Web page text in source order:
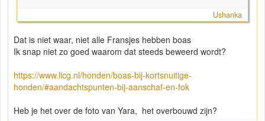
Ushanka
Dat is niet waar, niet alle Fransjes hebben boas
Ik snap niet zo goed waarom dat steeds beweerd wordt?
https://www.licg.nl/honden/boas-bij-kortsnuitige-
honden/#aandachtspunten-bij-aanschaf-en-fok
Heb je het over de foto van Yara, het overbouwd zijn?